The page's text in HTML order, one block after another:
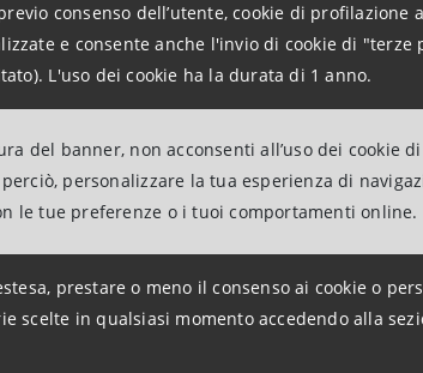
consenso dell’utente, cookie di profilazione
e consente anche l'invio di cookie di "terze
L'uso dei cookie ha la durata di 1 anno.
del banner, non acconsenti all’uso dei cookie di
personalizzare la tua esperienza di
le tue preferenze o i tuoi comportamenti online.
prestare o meno il consenso ai cookie o
scelte in qualsiasi momento accedendo alla
Territori e Media Locali
it/sala-stampa/news